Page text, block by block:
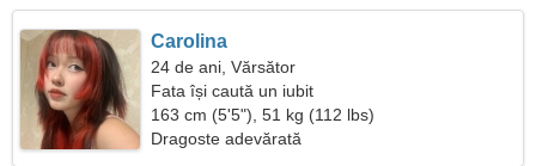
Carolina
24 de ani, Vărsător
Fata își caută un iubit
163 cm (5'5"), 51 kg (112 lbs)
Dragoste adevărată